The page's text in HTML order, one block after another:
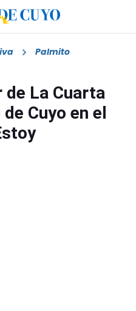
Palmito
La Cuarta
Cuyo en el